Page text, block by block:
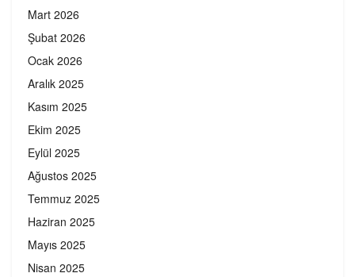
Mart 2026
Şubat 2026
Ocak 2026
Aralık 2025
Kasım 2025
Ekim 2025
Eylül 2025
Ağustos 2025
Temmuz 2025
Haziran 2025
Mayıs 2025
Nisan 2025